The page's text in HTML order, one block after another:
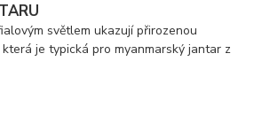
světlem ukazují přirozenou
je typická pro myanmarský jantar z